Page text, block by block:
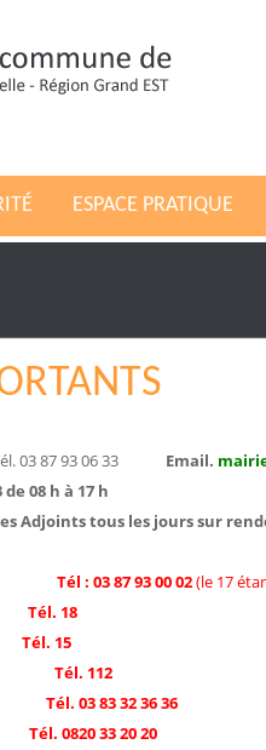
ESPACE PRATIQUE
03 87 93 06 33 Email.
08 h à 17 h
Adjoints tous les jours sur
Tél : 03 87 93 00 02(le 17
18
15
Tél. 112
83 32 36 36
33 20 20